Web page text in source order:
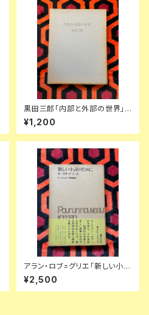
黒田三郎「内部と外部の世界」
初版 函入り 昭森社 評論集
¥1,200
アラン・ロブ=グリエ「新しい小説
のために 付-スナップ・ショット」
平岡篤頼訳 初版 帯付き 新潮社
ヌーヴォーロマン
¥2,500